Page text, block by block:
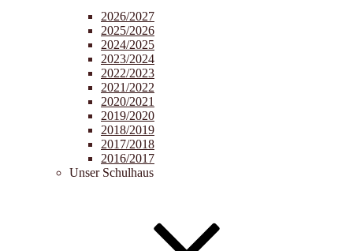
2026/2027
2025/2026
2024/2025
2023/2024
2022/2023
2021/2022
2020/2021
2019/2020
2018/2019
2017/2018
2016/2017
Unser Schulhaus